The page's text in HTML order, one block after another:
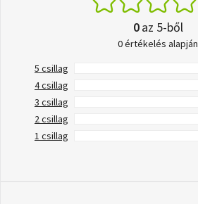
0az 5-ből
0 értékelés alapján
5 csillag
4 csillag
3 csillag
2 csillag
1 csillag